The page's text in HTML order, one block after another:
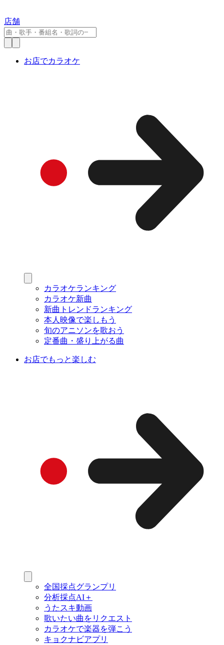
店舗
お店でカラオケ
カラオケランキング
カラオケ新曲
新曲トレンドランキング
本人映像で楽しもう
旬のアニソンを歌おう
定番曲・盛り上がる曲
お店でもっと楽しむ
全国採点グランプリ
分析採点AI＋
うたスキ動画
歌いたい曲をリクエスト
カラオケで楽器を弾こう
キョクナビアプリ